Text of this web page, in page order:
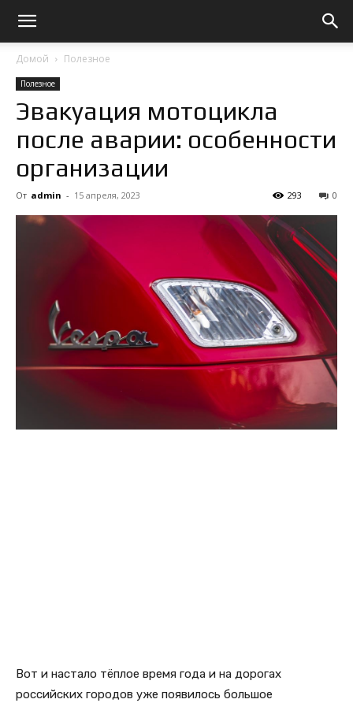
Домой Полезное
Полезное
Эвакуация мотоцикла
после аварии: особенности
организации
От admin - 15 апреля, 2023 0
293
Вот и настало тёплое время года и на дорогах
российских городов уже появилось большое